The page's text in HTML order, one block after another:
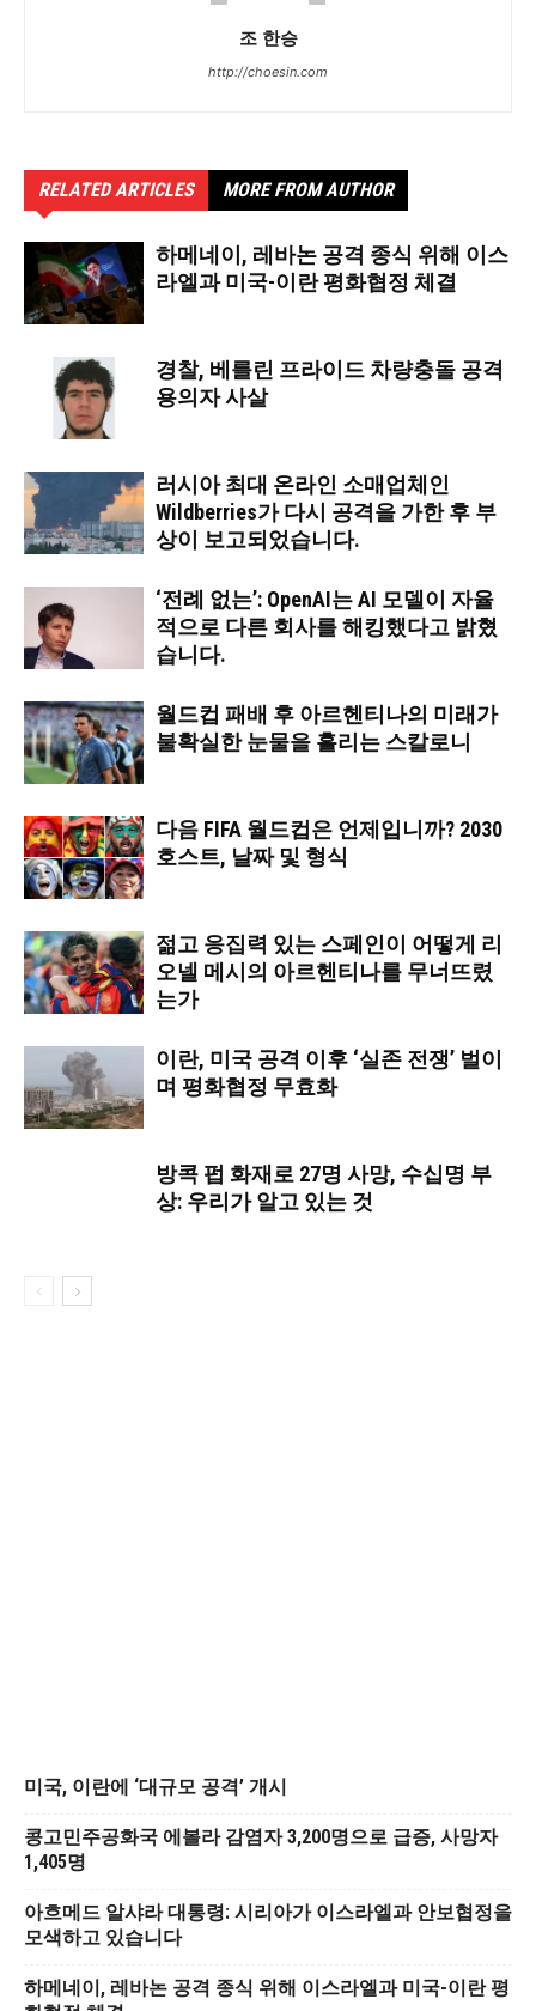
조 한승
http://choesin.com
RELATED ARTICLES MORE FROM AUTHOR
하메네이, 레바논 공격 종식 위해 이스
라엘과 미국-이란 평화협정 체결
경찰, 베를린 프라이드 차량충돌 공격
용의자 사살
러시아 최대 온라인 소매업체인
Wildberries가 다시 공격을 가한 후 부
상이 보고되었습니다.
‘전례 없는’: OpenAI는 AI 모델이 자율
적으로 다른 회사를 해킹했다고 밝혔
습니다.
월드컵 패배 후 아르헨티나의 미래가
불확실한 눈물을 흘리는 스칼로니
다음 FIFA 월드컵은 언제입니까? 2030
호스트, 날짜 및 형식
젊고 응집력 있는 스페인이 어떻게 리
오넬 메시의 아르헨티나를 무너뜨렸
는가
이란, 미국 공격 이후 ‘실존 전쟁’ 벌이
며 평화협정 무효화
방콕 펍 화재로 27명 사망, 수십명 부
상: 우리가 알고 있는 것
미국, 이란에 ‘대규모 공격’ 개시
콩고민주공화국 에볼라 감염자 3,200명으로 급증, 사망자
1,405명
아흐메드 알샤라 대통령: 시리아가 이스라엘과 안보협정을
모색하고 있습니다
하메네이, 레바논 공격 종식 위해 이스라엘과 미국-이란 평